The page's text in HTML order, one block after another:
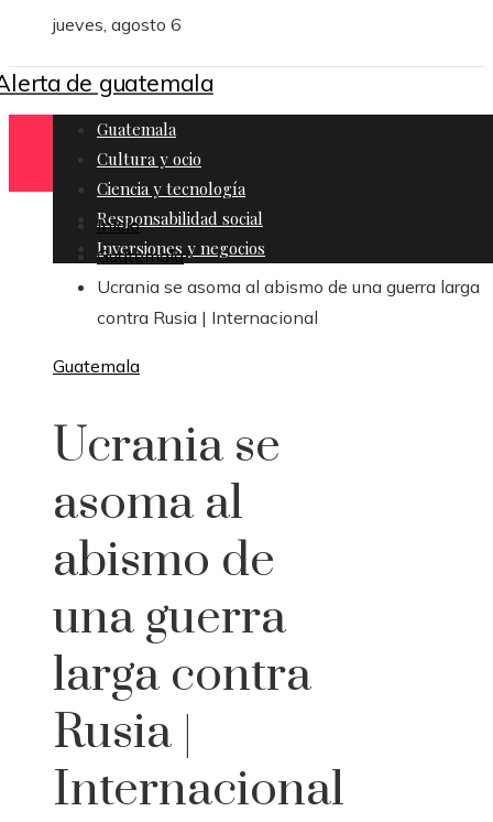
jueves, agosto 6
Guatemala
Cultura y ocio
Ciencia y tecnología
Responsabilidad social
Inversiones y negocios
Inicio
Guatemala
Ucrania se asoma al abismo de una guerra larga
contra Rusia | Internacional
Guatemala
Ucrania se
asoma al
abismo de
una guerra
larga contra
Rusia |
Internacional